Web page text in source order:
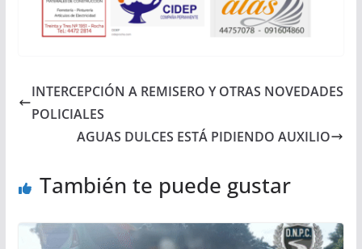
INTERCEPCIÓN A REMISERO Y OTRAS NOVEDADES
POLICIALES
AGUAS DULCES ESTÁ PIDIENDO AUXILIO
También te puede gustar